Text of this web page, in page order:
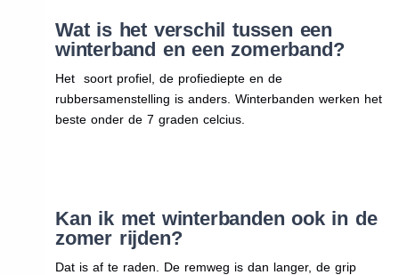
Wat is het verschil tussen een
winterband en een zomerband?
Het soort profiel, de profiediepte en de
rubbersamenstelling is anders. Winterbanden werken het
beste onder de 7 graden celcius.
Kan ik met winterbanden ook in de
zomer rijden?
Dat is af te raden. De remweg is dan langer, de grip